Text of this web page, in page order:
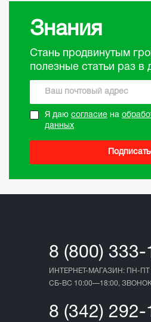
Знания
Стань продвинутым
полезные статьи раз в
Я даю согласие на
данных
8 (800)
ИНТЕРНЕТ-МАГАЗИН: ПН-ПТ
СБ-ВС 10:00—18:00,
8 (342)